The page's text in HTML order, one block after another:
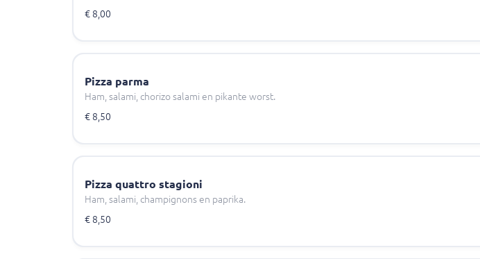
€ 8,00
Pizza parma
Ham, salami, chorizo salami en pikante worst.
€ 8,50
Pizza quattro stagioni
Ham, salami, champignons en paprika.
€ 8,50